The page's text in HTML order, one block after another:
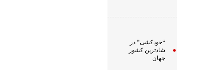
“خودکشی” در
شادترین کشور
جهان